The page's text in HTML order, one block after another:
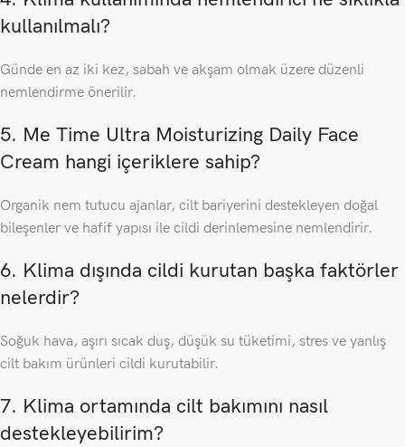
kullanılmalı?
Günde en az iki kez, sabah ve akşam olmak üzere düzenli
nemlendirme önerilir.
5. Me Time Ultra Moisturizing Daily Face
Cream hangi içeriklere sahip?
Organik nem tutucu ajanlar, cilt bariyerini destekleyen doğal
bileşenler ve hafif yapısı ile cildi derinlemesine nemlendirir.
6. Klima dışında cildi kurutan başka faktörler
nelerdir?
Soğuk hava, aşırı sıcak duş, düşük su tüketimi, stres ve yanlış
cilt bakım ürünleri cildi kurutabilir.
7. Klima ortamında cilt bakımını nasıl
destekleyebilirim?